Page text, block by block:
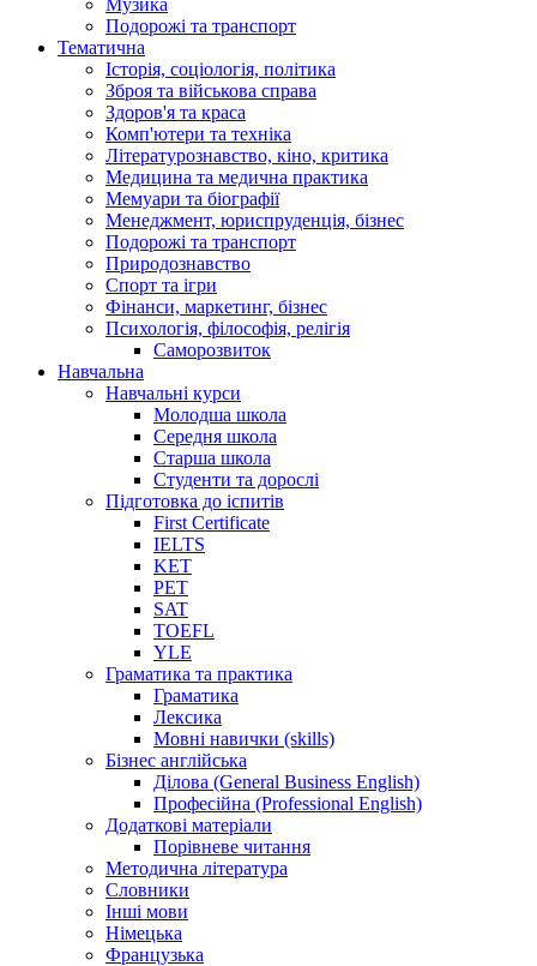
Музика
Подорожі та транспорт
Тематична
Історія, соціологія, політика
Зброя та військова справа
Здоров'я та краса
Комп'ютери та техніка
Літературознавство, кіно, критика
Медицина та медична практика
Мемуари та біографії
Менеджмент, юриспруденція, бізнес
Подорожі та транспорт
Природознавство
Спорт та ігри
Фінанси, маркетинг, бізнес
Психологія, філософія, релігія
Саморозвиток
Навчальна
Навчальні курси
Молодша школа
Середня школа
Старша школа
Студенти та дорослі
Підготовка до іспитів
First Certificate
IELTS
KET
PET
SAT
TOEFL
YLE
Граматика та практика
Граматика
Лексика
Мовні навички (skills)
Бізнес англійська
Ділова (General Business English)
Професійна (Professional English)
Додаткові матеріали
Порівневе читання
Методична література
Словники
Інші мови
Німецька
Французька